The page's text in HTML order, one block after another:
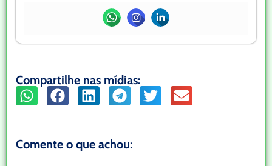
Compartilhe nas mídias:
Comente o que achou: